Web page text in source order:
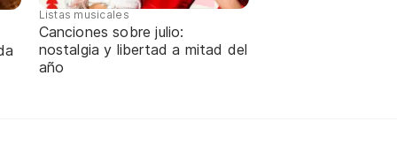
Listas musicales
Canciones sobre julio:
nostalgia y libertad a mitad del
año